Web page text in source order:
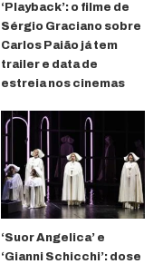
‘Playback’: o filme de
Sérgio Graciano sobre
Carlos Paião já tem
trailer e data de
estreia nos cinemas
‘Suor Angelica’ e
‘Gianni Schicchi’: dose